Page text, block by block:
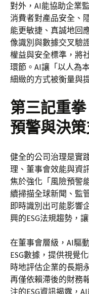
對外，AI能協助企業
消費者對產品安全、
能更敏捷、真誠地回
像識別與數據交叉驗
權益與安全標準，將
環節。AI讓「以人為
細緻的方式被衡量與
第三記重
預警與決
健全的公司治理是實
理、董事會效能與資
焦於強化「風險預警
續掃描全球新聞、監
即時識別出可能影響
興的ESG法規趨勢，
在董事會層級，AI驅
ESG數據，提供視覺
時地評估企業的長期
再僅依賴滯後的財務
注的ESG資訊揭露，